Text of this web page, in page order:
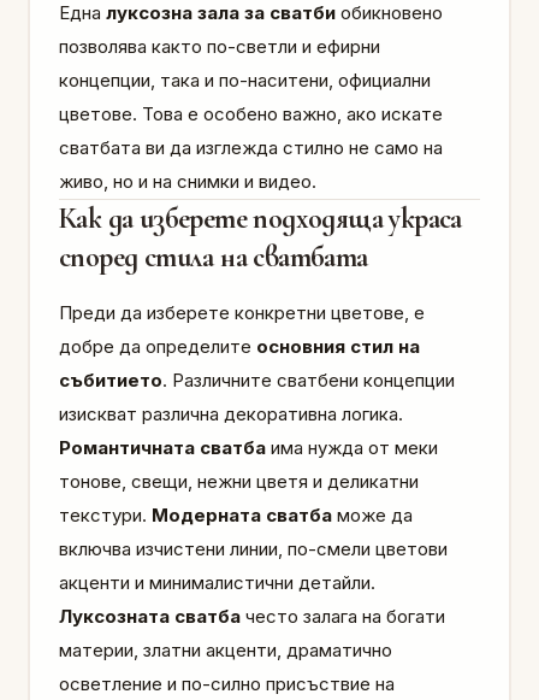
Една луксозна зала за сватби обикновено
позволява както по-светли и ефирни
концепции, така и по-наситени, официални
цветове. Това е особено важно, ако искате
сватбата ви да изглежда стилно не само на
живо, но и на снимки и видео.
Как да изберете подходяща украса
според стила на сватбата
Преди да изберете конкретни цветове, е
добре да определите основния стил на
събитието. Различните сватбени концепции
изискват различна декоративна логика.
Романтичната сватба има нужда от меки
тонове, свещи, нежни цветя и деликатни
текстури. Модерната сватба може да
включва изчистени линии, по-смели цветови
акценти и минималистични детайли.
Луксозната сватба често залага на богати
материи, златни акценти, драматично
осветление и по-силно присъствие на